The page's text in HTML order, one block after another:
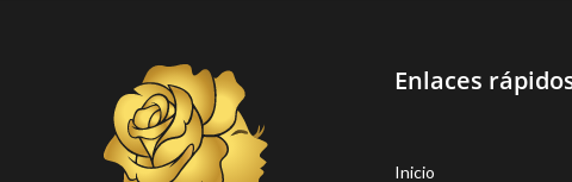
Enlaces
Inicio